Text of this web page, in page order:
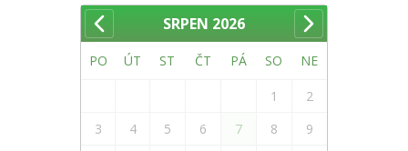
SRPEN 2026
PO ÚT ST ČT PÁ SO NE
1
2
3
4 5 6 7 8
9